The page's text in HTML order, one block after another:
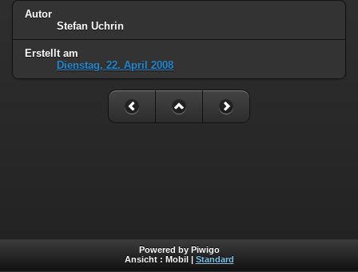
Autor
Stefan Uchrin
Erstellt am
Dienstag, 22. April 2008
Powered by Piwigo
Ansicht : Mobil Standard